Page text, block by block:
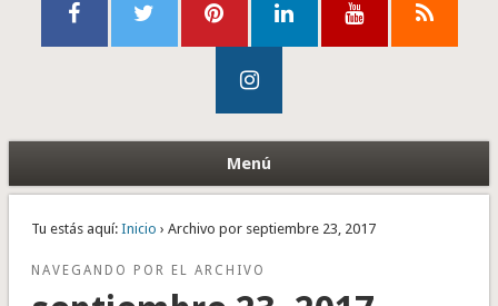
Menú
Tu estás aquí: Inicio › Archivo por septiembre 23, 2017
NAVEGANDO POR EL ARCHIVO